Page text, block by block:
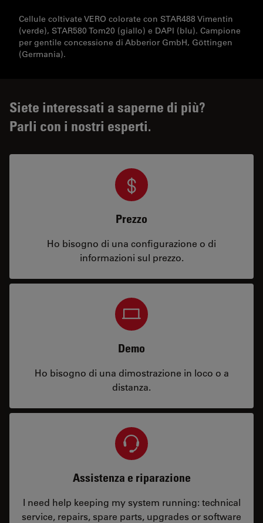
Cellule coltivate VERO colorate con STAR488 Vimentin
(verde), STAR580 Tom20 (giallo) e DAPI (blu). Campione
per gentile concessione di Abberior GmbH, Göttingen
(Germania).
Siete interessati a saperne di più?
Parli con i nostri esperti.
Prezzo
Ho bisogno di una configurazione o di
informazioni sul prezzo.
Demo
Ho bisogno di una dimostrazione in loco o a
distanza.
Assistenza e riparazione
I need help keeping my system running: technical
service, repairs, spare parts, upgrades or software